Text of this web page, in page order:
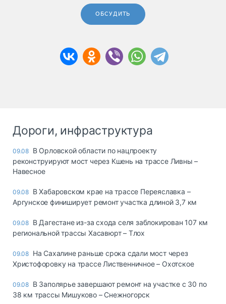
ОБСУДИТЬ
Дороги, инфраструктура
09.08 В Орловской области по нацпроекту
реконструируют мост через Кшень на трассе Ливны –
Навесное
09.08 В Хабаровском крае на трассе Переяславка –
Аргунское финиширует ремонт участка длиной 3,7 км
09.08 В Дагестане из-за схода селя заблокирован 107 км
региональной трассы Хасавюрт – Тлох
09.08 На Сахалине раньше срока сдали мост через
Христофоровку на трассе Лиственничное – Охотское
09.08 В Заполярье завершают ремонт на участке с 30 по
38 км трассы Мишуково – Снежногорск